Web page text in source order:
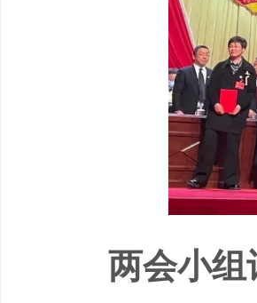
两会小组